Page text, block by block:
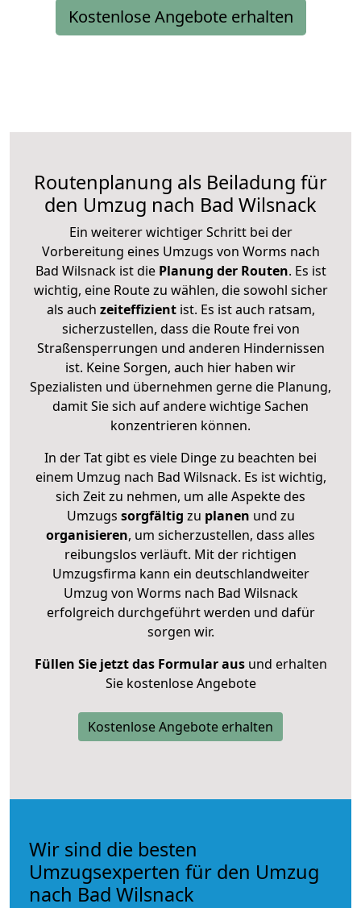
Kostenlose Angebote erhalten
Routenplanung als Beiladung für
den Umzug nach Bad Wilsnack
Ein weiterer wichtiger Schritt bei der
Vorbereitung eines Umzugs von Worms nach
Bad Wilsnack ist diePlanung der Routen. Es ist
wichtig, eine Route zu wählen, die sowohl sicher
als auch zeiteffizientist. Es ist auch ratsam,
sicherzustellen, dass die Route frei von
Straßensperrungen und anderen Hindernissen
ist. Keine Sorgen, auch hier haben wir
Spezialisten und übernehmen gerne die Planung,
damit Sie sich auf andere wichtige Sachen
konzentrieren können.
In der Tat gibt es viele Dinge zu beachten bei
einem Umzug nach Bad Wilsnack. Es ist wichtig,
sich Zeit zu nehmen, um alle Aspekte des
Umzugs sorgfältig zu planen und zu
organisieren, um sicherzustellen, dass alles
reibungslos verläuft. Mit der richtigen
Umzugsfirma kann ein deutschlandweiter
Umzug von Worms nach Bad Wilsnack
erfolgreich durchgeführt werden und dafür
sorgen wir.
Füllen Sie jetzt das Formular ausund erhalten
Sie kostenlose Angebote
Kostenlose Angebote erhalten
Wir sind die besten
Umzugsexperten für den Umzug
nach Bad Wilsnack